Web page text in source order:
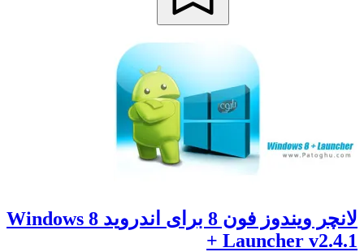
لانچر ویندوز فون 8 برای اندروید Windows 8
+ Launcher v2.4.1